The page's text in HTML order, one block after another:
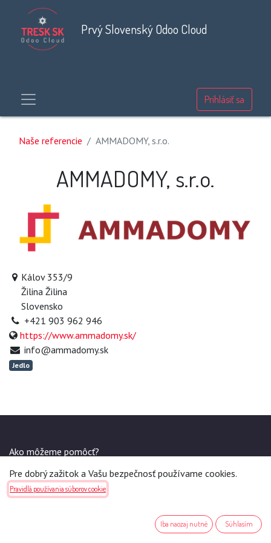
Prvý Slovenský Odoo Cloud
Prihlásiť sa
Naše referencie AMMADOMY, s.r.o.
AMMADOMY, s.r.o.
Kálov 353/9
Žilina Žilina
Slovensko
+421 903 962 946
https://www.ammadomy.sk/
info@ammadomy.sk
Jedlo
Ako môžeme pomôcť?
Kontaktujte nás kedykoľvek
Sme tu pre Vás v pracovné dni medzi 9:30 a 16:00.
Pre dobrý zažitok a Vašu bezpečnosť používame cookies.
Pravidlá používania súborov cookie
Iba naozaj nutné Súhlasím